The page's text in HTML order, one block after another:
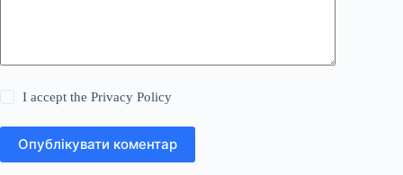
I accept thePrivacy Policy
Опублікувати коментар